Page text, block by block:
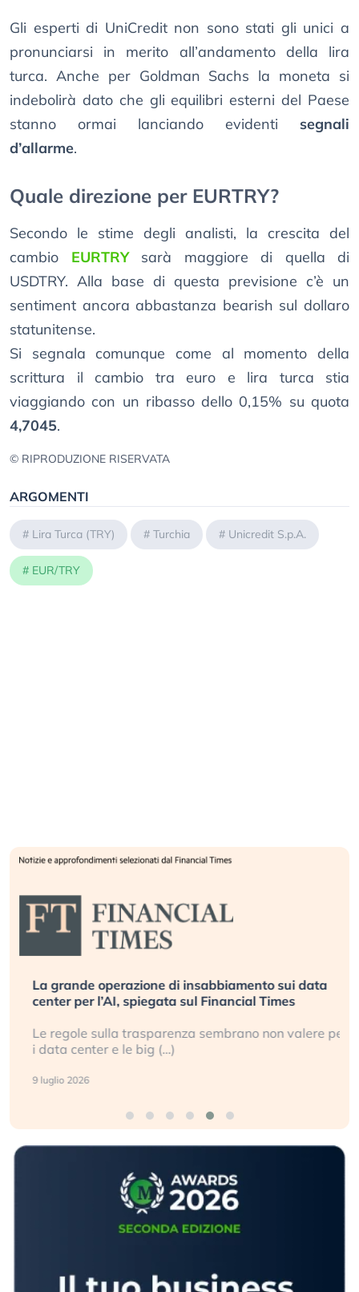
Gli esperti di UniCredit non sono stati gli unici a
pronunciarsi in merito all’andamento della lira
turca. Anche per Goldman Sachs la moneta si
indebolirà dato che gli equilibri esterni del Paese
stanno ormai lanciando evidenti segnali
d’allarme.
Quale direzione per EURTRY?
Secondo le stime degli analisti, la crescita del
cambio EURTRYsarà maggiore di quella di
USDTRY. Alla base di questa previsione c’è un
sentiment ancora abbastanza bearish sul dollaro
statunitense.
Si segnala comunque come al momento della
scrittura il cambio tra euro e lira turca stia
viaggiando con un ribasso dello 0,15% su quota
4,7045.
© RIPRODUZIONE RISERVATA
ARGOMENTI
# Lira Turca (TRY) # Turchia # Unicredit S.p.A.
# EUR/TRY
La grande operazione di insabbiamento sui data
center per l’AI, spiegata sul Financial Times
Le regole sulla trasparenza sembrano non valere per
i data center e le big (…)
9 luglio 2026